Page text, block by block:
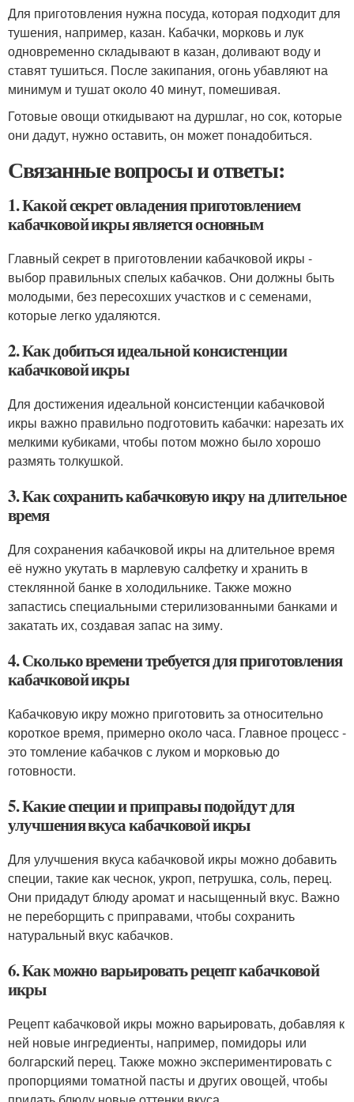
Для приготовления нужна посуда, которая подходит для
тушения, например, казан. Кабачки, морковь и лук
одновременно складывают в казан, доливают воду и
ставят тушиться. После закипания, огонь убавляют на
минимум и тушат около 40 минут, помешивая.
Готовые овощи откидывают на дуршлаг, но сок, которые
они дадут, нужно оставить, он может понадобиться.
Связанные вопросы и ответы:
1. Какой секрет овладения приготовлением
кабачковой икры является основным
Главный секрет в приготовлении кабачковой икры -
выбор правильных спелых кабачков. Они должны быть
молодыми, без пересохших участков и с семенами,
которые легко удаляются.
2. Как добиться идеальной консистенции
кабачковой икры
Для достижения идеальной консистенции кабачковой
икры важно правильно подготовить кабачки: нарезать их
мелкими кубиками, чтобы потом можно было хорошо
размять толкушкой.
3. Как сохранить кабачковую икру на длительное
время
Для сохранения кабачковой икры на длительное время
её нужно укутать в марлевую салфетку и хранить в
стеклянной банке в холодильнике. Также можно
запастись специальными стерилизованными банками и
закатать их, создавая запас на зиму.
4. Сколько времени требуется для приготовления
кабачковой икры
Кабачковую икру можно приготовить за относительно
короткое время, примерно около часа. Главное процесс -
это томление кабачков с луком и морковью до
готовности.
5. Какие специи и приправы подойдут для
улучшения вкуса кабачковой икры
Для улучшения вкуса кабачковой икры можно добавить
специи, такие как чеснок, укроп, петрушка, соль, перец.
Они придадут блюду аромат и насыщенный вкус. Важно
не переборщить с приправами, чтобы сохранить
натуральный вкус кабачков.
6. Как можно варьировать рецепт кабачковой
икры
Рецепт кабачковой икры можно варьировать, добавляя к
ней новые ингредиенты, например, помидоры или
болгарский перец. Также можно экспериментировать с
пропорциями томатной пасты и других овощей, чтобы